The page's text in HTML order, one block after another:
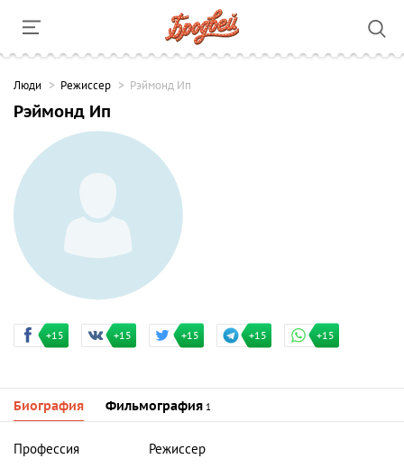
Люди Режиссер Рэймонд Ип
Рэймонд Ип
+15 +15 +15 +15 +15
Биография Фильмография 1
Профессия
Режиссер